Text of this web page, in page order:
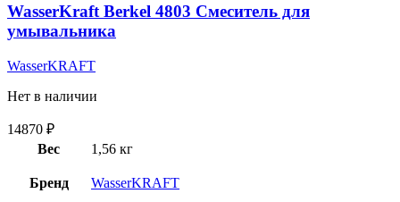
WasserKraft Berkel 4803 Смеситель для
умывальника
WasserKRAFT
Нет в наличии
14870 ₽
Вес
1,56 кг
Бренд WasserKRAFT